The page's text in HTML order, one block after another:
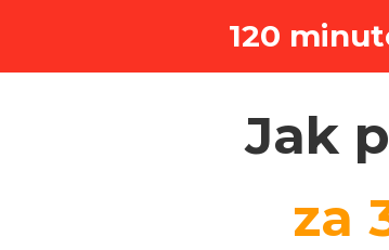
120
Jak
za